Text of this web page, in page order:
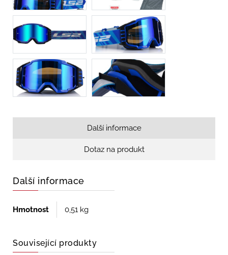
Další informace
Dotaz na produkt
Další informace
Hmotnost 0,51 kg
Související produkty